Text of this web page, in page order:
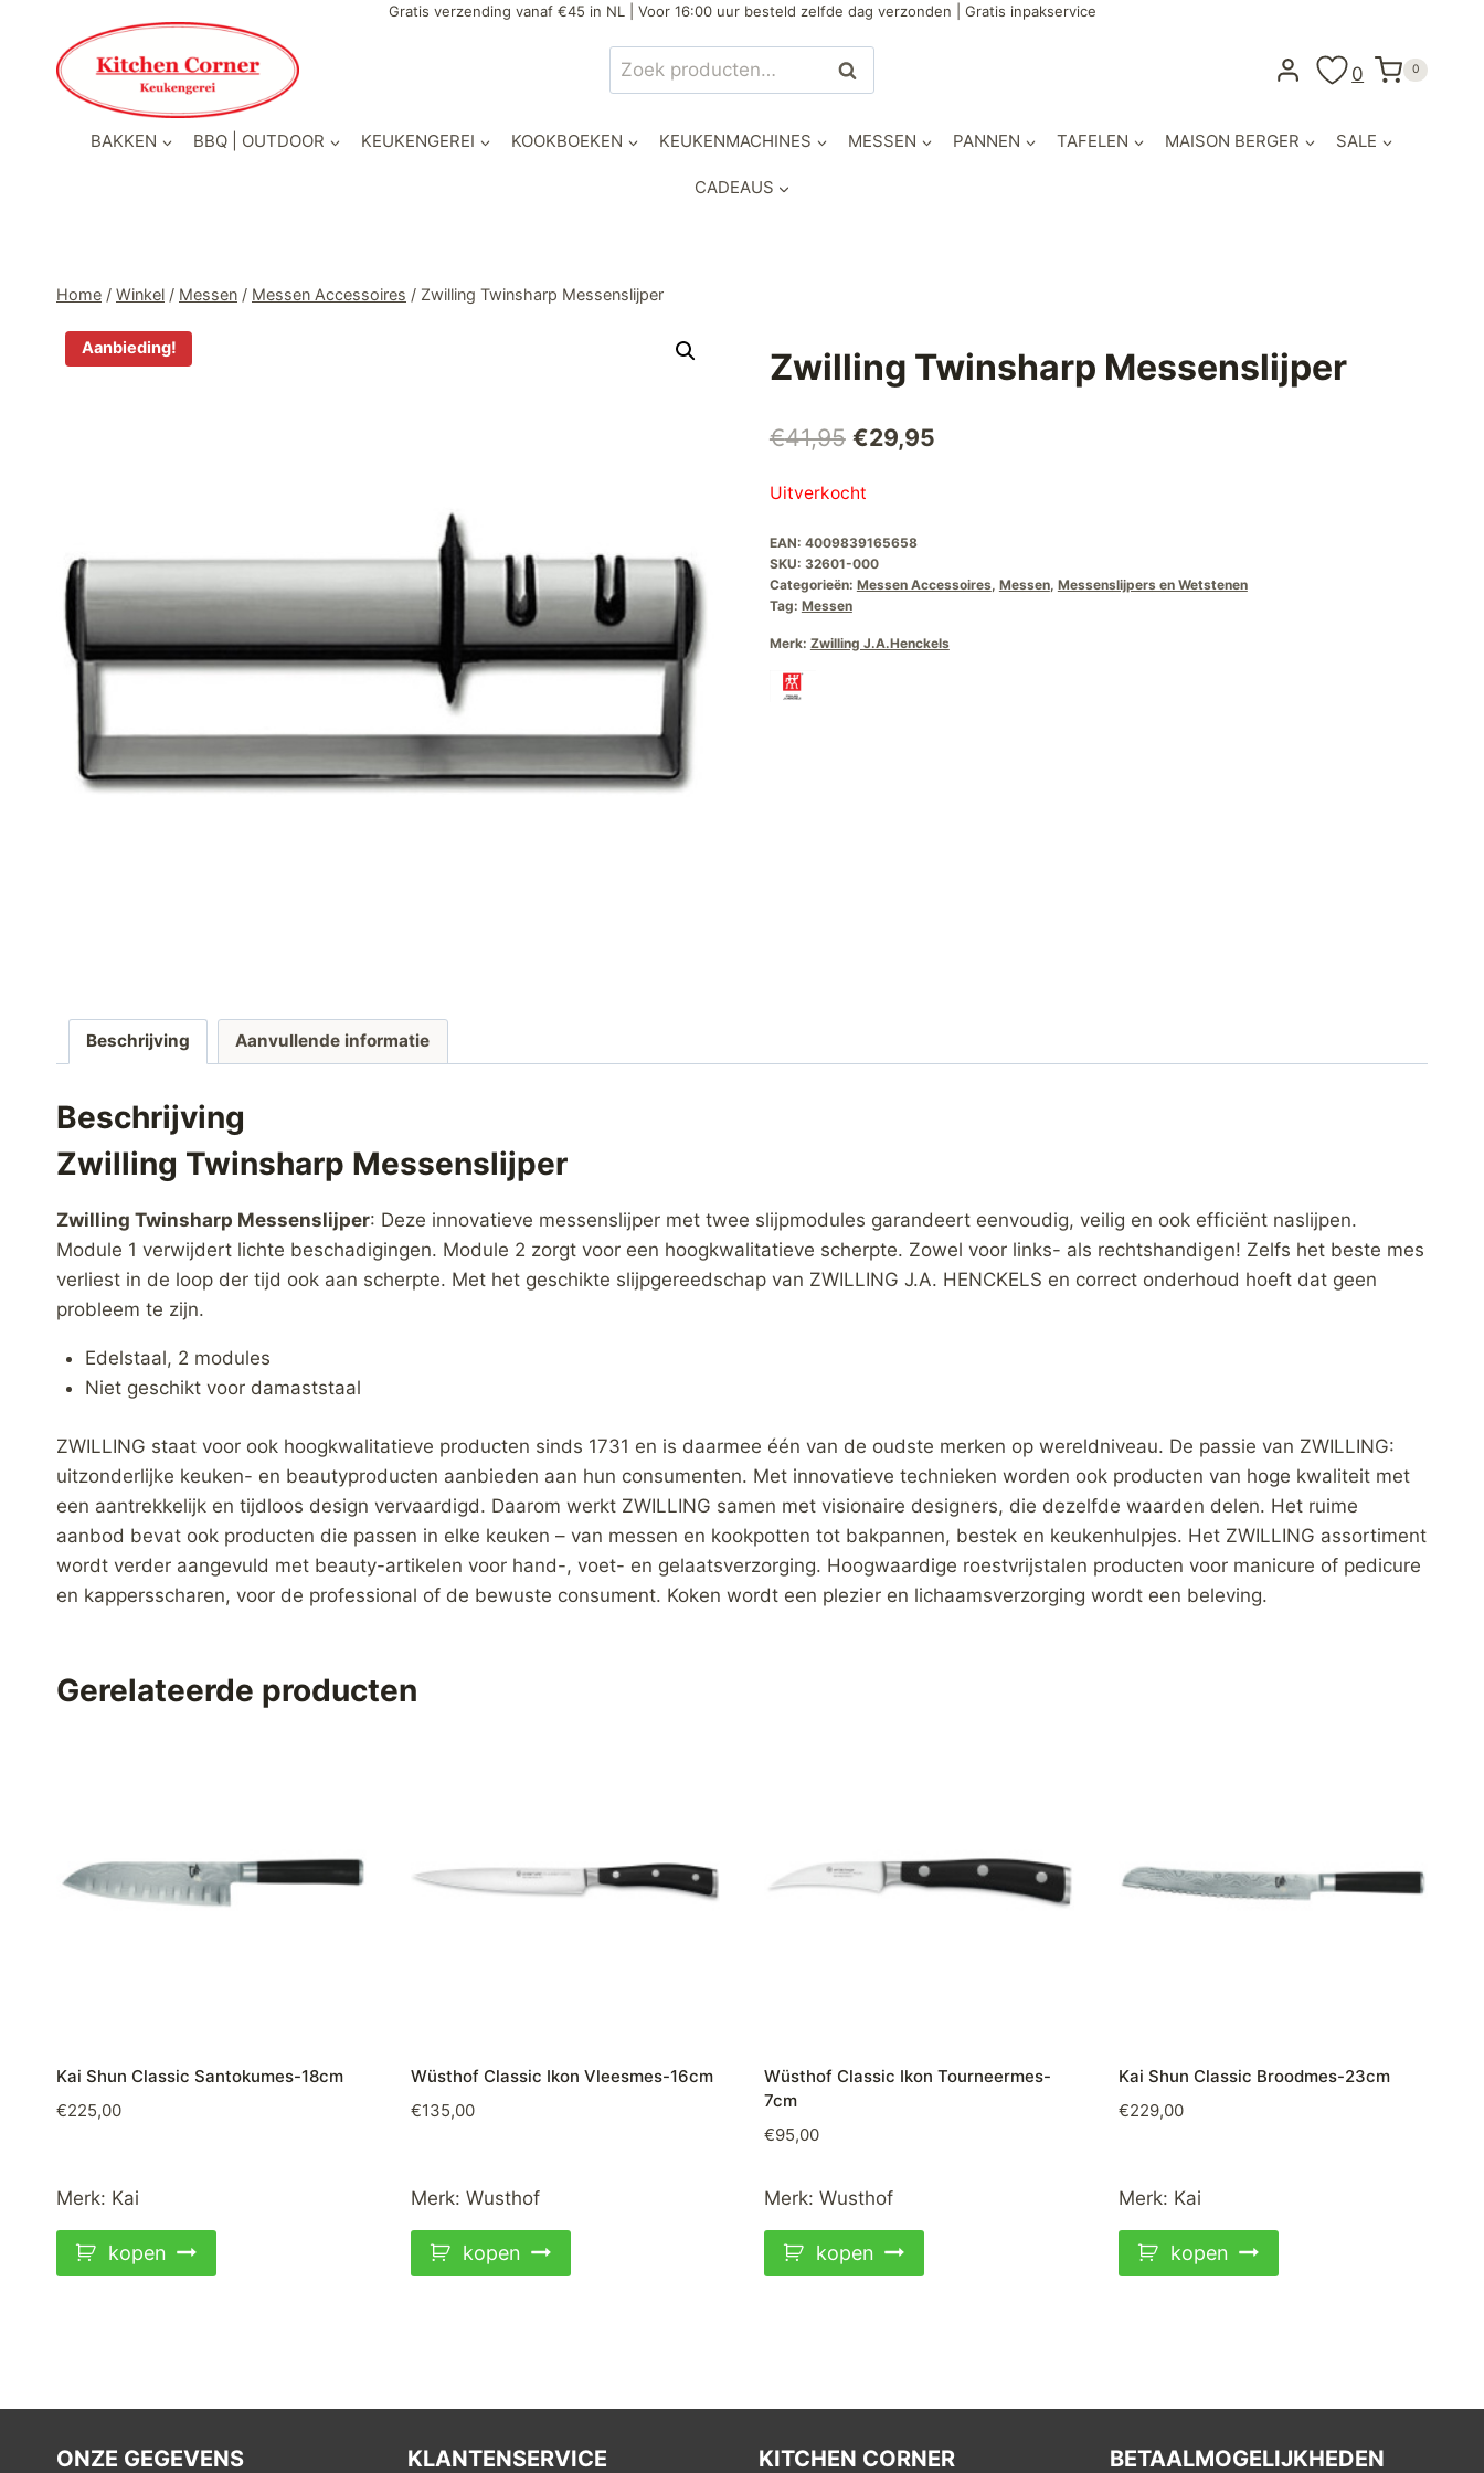
inhoud
Gratis verzending vanaf €45 in NL | Voor 16:00 uur besteld zelfde dag verzonden | Gratis inpakservice
Zoeken
naar:
Zoeken 0 0
BAKKEN BBQ | OUTDOOR KEUKENGEREI KOOKBOEKEN KEUKENMACHINES MESSEN PANNEN TAFELEN MAISON BERGER SALE
CADEAUS
Home / Winkel / Messen / Messen Accessoires / Zwilling Twinsharp Messenslijper
Aanbieding! Zwilling Twinsharp Messenslijper
€41,95 Oorspronkelijke
€41,95.
€29,95Huidige
Uitverkocht
EAN: 4009839165658
SKU: 32601-000
Categorieën: Messen Accessoires, Messen, Messenslijpers en Wetstenen
Tag: Messen
Merk: Zwilling J.A.Henckels
Beschrijving Aanvullende informatie
Beschrijving
Zwilling Twinsharp Messenslijper
Zwilling Twinsharp Messenslijper: Deze innovatieve messenslijper met twee slijpmodules garandeert eenvoudig, veilig en ook efficiënt naslijpen.
Module 1 verwijdert lichte beschadigingen. Module 2 zorgt voor een hoogkwalitatieve scherpte. Zowel voor links- als rechtshandigen! Zelfs het beste mes
verliest in de loop der tijd ook aan scherpte. Met het geschikte slijpgereedschap van ZWILLING J.A. HENCKELS en correct onderhoud hoeft dat geen
probleem te zijn.
Edelstaal, 2 modules
Niet geschikt voor damaststaal
ZWILLING staat voor ook hoogkwalitatieve producten sinds 1731 en is daarmee één van de oudste merken op wereldniveau. De passie van ZWILLING:
uitzonderlijke keuken- en beautyproducten aanbieden aan hun consumenten. Met innovatieve technieken worden ook producten van hoge kwaliteit met
een aantrekkelijk en tijdloos design vervaardigd. Daarom werkt ZWILLING samen met visionaire designers, die dezelfde waarden delen. Het ruime
aanbod bevat ook producten die passen in elke keuken – van messen en kookpotten tot bakpannen, bestek en keukenhulpjes. Het ZWILLING assortiment
wordt verder aangevuld met beauty-artikelen voor hand-, voet- en gelaatsverzorging. Hoogwaardige roestvrijstalen producten voor manicure of pedicure
en kappersscharen, voor de professional of de bewuste consument. Koken wordt een plezier en lichaamsverzorging wordt een beleving.
Gerelateerde producten
Kai Shun Classic Santokumes-18cm
€225,00
Merk: Kai
kopen
Wüsthof Classic Ikon Vleesmes-16cm
€135,00
Merk: Wusthof
kopen
Wüsthof Classic Ikon Tourneermes-
7cm
€95,00
Merk: Wusthof
kopen
Kai Shun Classic Broodmes-23cm
€229,00
Merk: Kai
kopen
ONZE GEGEVENS KLANTENSERVICE KITCHEN CORNER BETAALMOGELIJKHEDEN